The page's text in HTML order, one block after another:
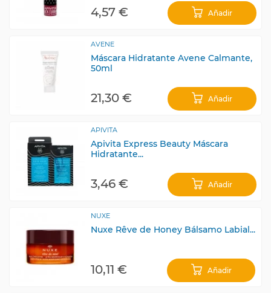
4,57 € Añadir
AVENE
Máscara Hidratante Avene Calmante,
50ml
21,30 € Añadir
APIVITA
Apivita Express Beauty Máscara
Hidratante...
3,46 € Añadir
NUXE
Nuxe Rêve de Honey Bálsamo Labial...
10,11 € Añadir